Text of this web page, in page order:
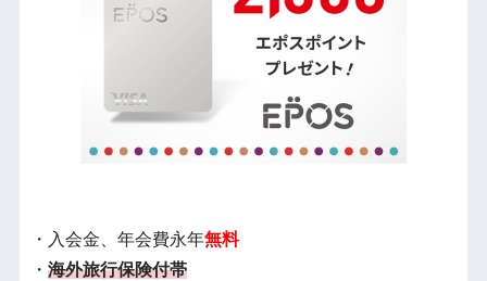
・入会金、年会費永年無料
・ 海外旅行保険付帯